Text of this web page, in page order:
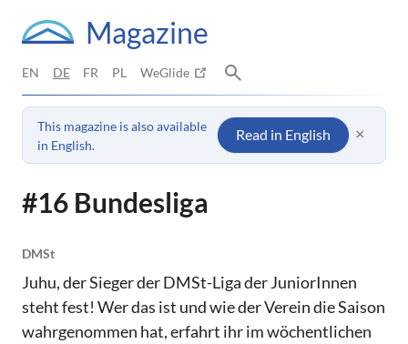
Magazine
EN DE FR PL WeGlide
This magazine is also available
in English.
Read in English ×
#16 Bundesliga
DMSt
Juhu, der Sieger der DMSt-Liga der JuniorInnen
steht fest! Wer das ist und wie der Verein die Saison
wahrgenommen hat, erfahrt ihr im wöchentlichen